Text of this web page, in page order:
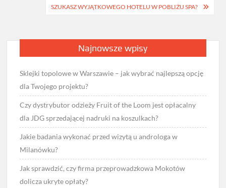
SZUKASZ WYJĄTKOWEGO HOTELU W POBLIŻU SPA?
Najnowsze wpisy
Sklejki topolowe w Warszawie – jak wybrać najlepszą opcję
dla Twojego projektu?
Czy dystrybutor odzieży Fruit of the Loom jest opłacalny
dla JDG sprzedającej nadruki na koszulkach?
Jakie badania wykonać przed wizytą u androloga w
Milanówku?
Jak sprawdzić, czy firma przeprowadzkowa Mokotów
dolicza ukryte opłaty?